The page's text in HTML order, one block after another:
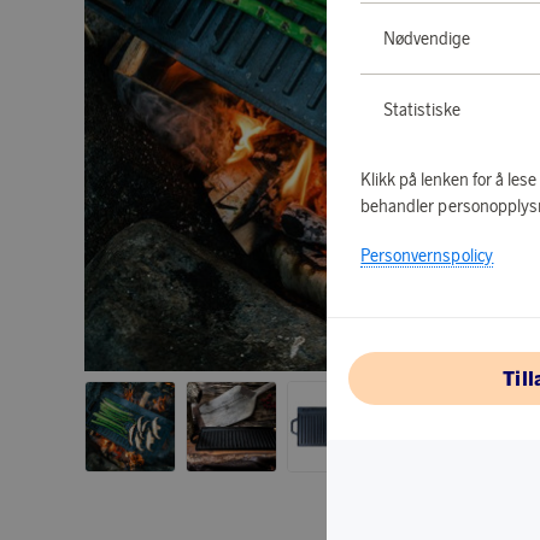
Nødvendige
Statistiske
Klikk på lenken for å
behandler
Personvernspolicy